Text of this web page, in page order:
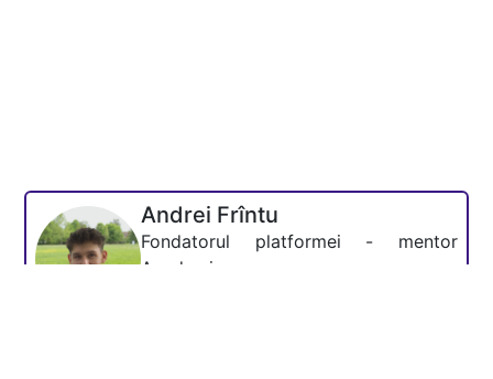
Andrei Frîntu
Fondatorul platformei - mentor
Academia